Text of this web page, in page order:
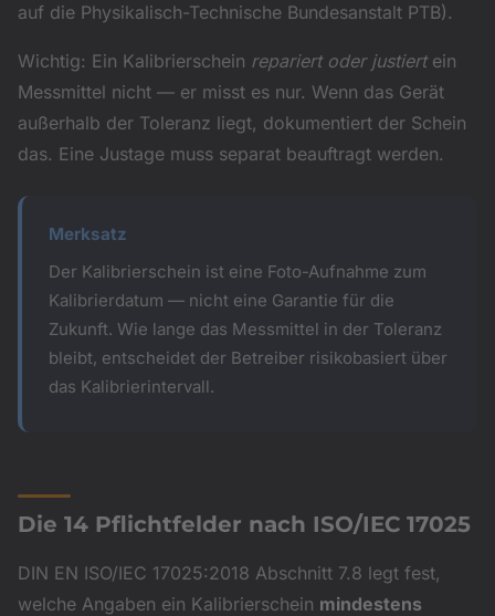
auf die Physikalisch-Technische Bundesanstalt PTB).
Wichtig: Ein Kalibrierschein repariert oder justiertein
Messmittel nicht — er misst es nur. Wenn das Gerät
außerhalb der Toleranz liegt, dokumentiert der Schein
das. Eine Justage muss separat beauftragt werden.
Merksatz
Der Kalibrierschein ist eine Foto-Aufnahme zum
Kalibrierdatum — nicht eine Garantie für die
Zukunft. Wie lange das Messmittel in der Toleranz
bleibt, entscheidet der Betreiber risikobasiert über
das Kalibrierintervall.
Die 14 Pflichtfelder nach ISO/IEC 17025
DIN EN ISO/IEC 17025:2018 Abschnitt 7.8 legt fest,
welche Angaben ein Kalibrierschein mindestens